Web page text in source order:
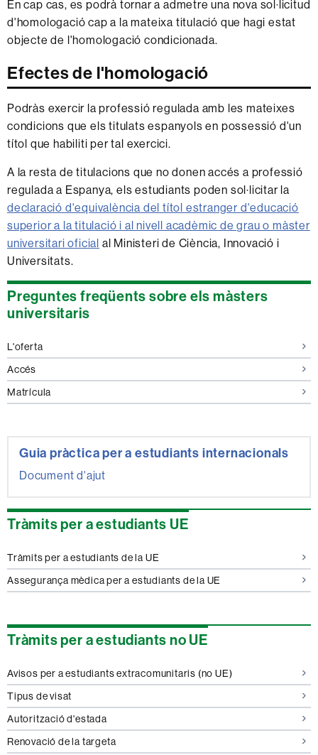
En cap cas, es podrà tornar a admetre una nova sol·licitud
d'homologació cap a la mateixa titulació que hagi estat
objecte de l'homologació condicionada.
Efectes de l'homologació
Podràs exercir la professió regulada amb les mateixes
condicions que els titulats espanyols en possessió d'un
títol que habiliti per tal exercici.
A la resta de titulacions que no donen accés a professió
regulada a Espanya, els estudiants poden sol·licitar la
declaració d'equivalència del títol estranger d'educació
superior a la titulació i al nivell acadèmic de grau o màster
universitari oficial al Ministeri de Ciència, Innovació i
Universitats.
Informació
complementària
Preguntes freqüents sobre els màsters
universitaris
L'oferta
Accés
Matrícula
Guia pràctica per a estudiants internacionals
Document d'ajut
Tràmits per a estudiants UE
Tràmits per a estudiants de la UE
Assegurança mèdica per a estudiants de la UE
Tràmits per a estudiants no UE
Avisos per a estudiants extracomunitaris (no UE)
Tipus de visat
Autorització d'estada
Renovació de la targeta